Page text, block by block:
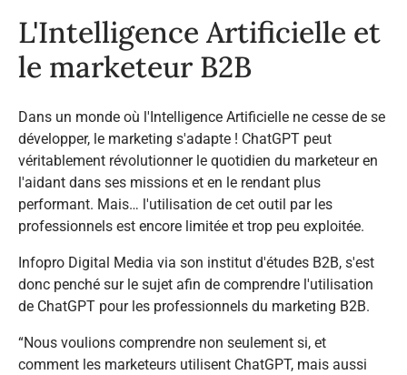
L'Intelligence Artificielle et
le marketeur B2B
Dans un monde où l'Intelligence Artificielle ne cesse de se
développer, le marketing s'adapte ! ChatGPT peut
véritablement révolutionner le quotidien du marketeur en
l'aidant dans ses missions et en le rendant plus
performant. Mais… l'utilisation de cet outil par les
professionnels est encore limitée et trop peu exploitée.
Infopro Digital Media via son institut d'études B2B, s'est
donc penché sur le sujet afin de comprendre l'utilisation
de ChatGPT pour les professionnels du marketing B2B.
“Nous voulions comprendre non seulement si, et
comment les marketeurs utilisent ChatGPT, mais aussi